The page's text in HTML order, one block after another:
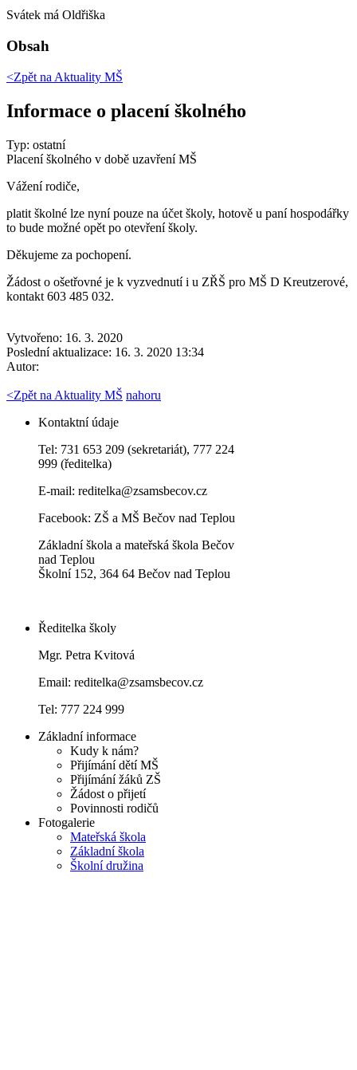
Svátek má Oldřiška
Obsah
<Zpět na Aktuality MŠ
Informace o placení školného
Typ: ostatní
Placení školného v době uzavření MŠ
Vážení rodiče,
platit školné lze nyní pouze na účet školy, hotově u paní hospodářky
to bude možné opět po otevření školy.
Děkujeme za pochopení.
Žádost o ošetřovné je k vyzvednutí i u ZŘŠ pro MŠ D Kreutzerové,
kontakt 603 485 032.
Vytvořeno: 16. 3. 2020
Poslední aktualizace: 16. 3. 2020 13:34
Autor:
<Zpět na Aktuality MŠ nahoru
Kontaktní údaje
Tel: 731 653 209 (sekretariát), 777 224
999 (ředitelka)
E-mail: reditelka@zsamsbecov.cz
Facebook: ZŠ a MŠ Bečov nad Teplou
Základní škola a mateřská škola Bečov
nad Teplou
Školní 152, 364 64 Bečov nad Teplou
Ředitelka školy
Mgr. Petra Kvitová
Email: reditelka@zsamsbecov.cz
Tel: 777 224 999
Základní informace
Kudy k nám?
Přijímání dětí MŠ
Přijímání žáků ZŠ
Žádost o přijetí
Povinnosti rodičů
Fotogalerie
Mateřská škola
Základní škola
Školní družina